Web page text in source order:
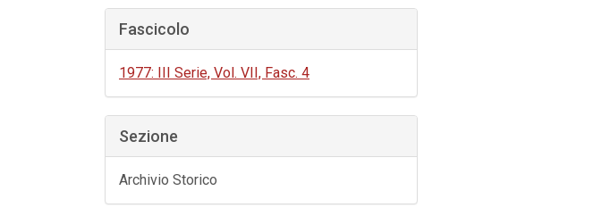
Fascicolo
1977: III Serie, Vol. VII, Fasc. 4
Sezione
Archivio Storico